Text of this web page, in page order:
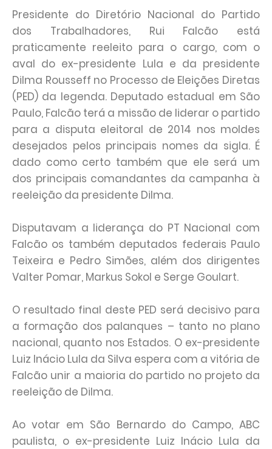
Presidente do Diretório Nacional do Partido
dos Trabalhadores, Rui Falcão está
praticamente reeleito para o cargo, com o
aval do ex-presidente Lula e da presidente
Dilma Rousseff no Processo de Eleições Diretas
(PED) da legenda. Deputado estadual em São
Paulo, Falcão terá a missão de liderar o partido
para a disputa eleitoral de 2014 nos moldes
desejados pelos principais nomes da sigla. É
dado como certo também que ele será um
dos principais comandantes da campanha à
reeleição da presidente Dilma.
Disputavam a liderança do PT Nacional com
Falcão os também deputados federais Paulo
Teixeira e Pedro Simões, além dos dirigentes
Valter Pomar, Markus Sokol e Serge Goulart.
O resultado final deste PED será decisivo para
a formação dos palanques – tanto no plano
nacional, quanto nos Estados. O ex-presidente
Luiz Inácio Lula da Silva espera com a vitória de
Falcão unir a maioria do partido no projeto da
reeleição de Dilma.
Ao votar em São Bernardo do Campo, ABC
paulista, o ex-presidente Luiz Inácio Lula da